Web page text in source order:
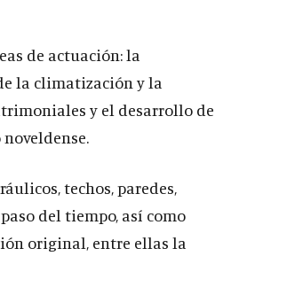
de actuación: la
la climatización y la
y el desarrollo de
techos, paredes,
del tiempo, así como
original, entre ellas la